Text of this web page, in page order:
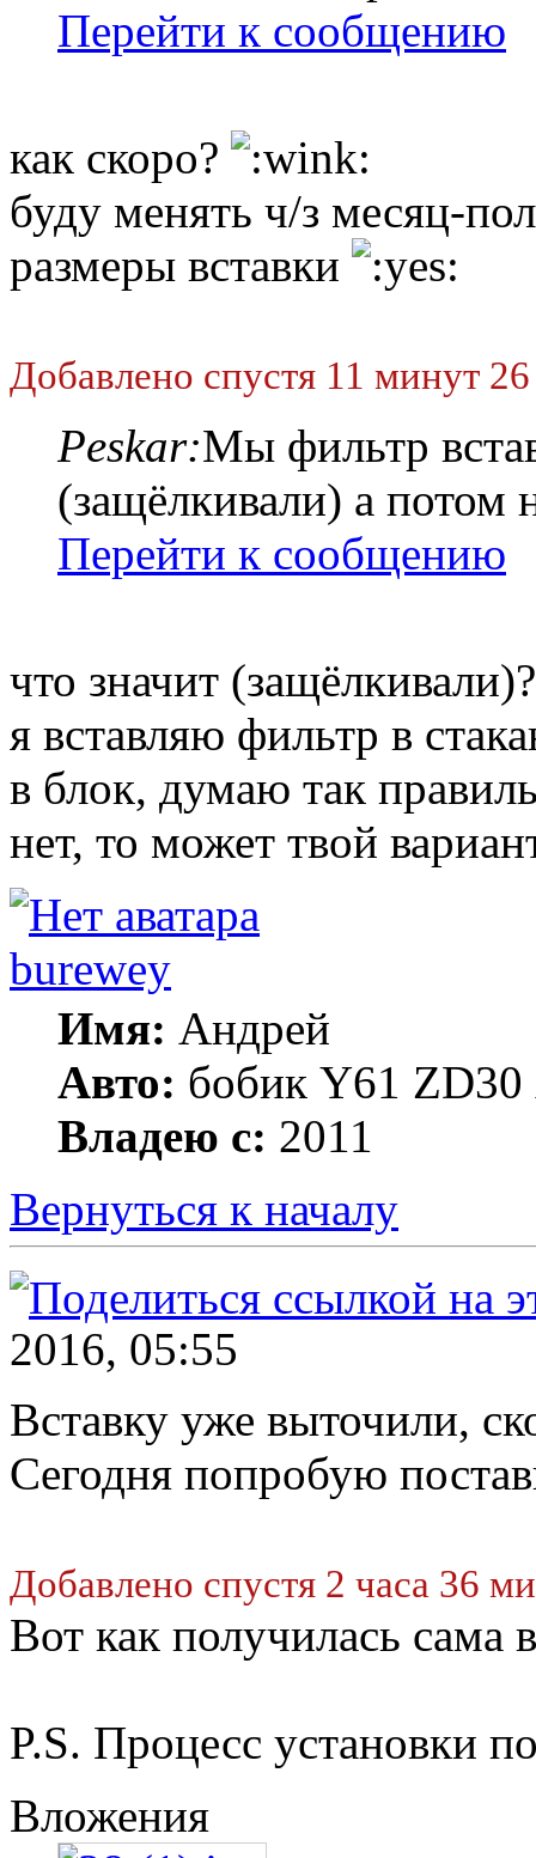
Перейти к сообщению
как скоро?
буду менять ч/з месяц-
размеры вставки
Добавлено спустя 11 минут
Peskar:Мы фильтр
(защёлкивали) а потом
Перейти к сообщению
что значит (защёлкивали)?
я вставляю фильтр в
в блок, думаю так
нет, то может твой
burewey
Имя: Андрей
Авто: бобик Y61
Владею с: 2011
Вернуться к началу
2016, 05:55
Вставку уже выточили,
Сегодня попробую
Добавлено спустя 2 часа 36
Вот как получилась сама
P.S. Процесс установки
Вложения